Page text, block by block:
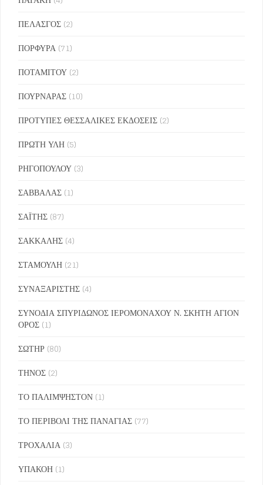
ΠΕΛΑΣΓΟΣ (2)
ΠΟΡΦΥΡΑ (71)
ΠΟΤΑΜΙΤΟΥ (2)
ΠΟΥΡΝΑΡΑΣ (10)
ΠΡΟΤΥΠΕΣ ΘΕΣΣΑΛΙΚΕΣ ΕΚΔΟΣΕΙΣ (2)
ΠΡΩΤΗ ΥΛΗ (5)
ΡΗΓΟΠΟΥΛΟΥ (3)
ΣΑΒΒΑΛΑΣ (1)
ΣΑΪΤΗΣ (87)
ΣΑΚΚΑΛΗΣ (4)
ΣΤΑΜΟΥΛΗ (21)
ΣΥΝΑΞΑΡΙΣΤΗΣ (4)
ΣΥΝΟΔΙΑ ΣΠΥΡΙΔΩΝΟΣ ΙΕΡΟΜΟΝΑΧΟΥ Ν. ΣΚΗΤΗ ΑΓΙΟΝ
ΟΡΟΣ (1)
ΣΩΤΗΡ (80)
ΤΗΝΟΣ (2)
ΤΟ ΠΑΛΙΜΨΗΣΤΟΝ (1)
ΤΟ ΠΕΡΙΒΟΛΙ ΤΗΣ ΠΑΝΑΓΙΑΣ (77)
ΤΡΟΧΑΛΙΑ (3)
ΥΠΑΚΟΗ (1)